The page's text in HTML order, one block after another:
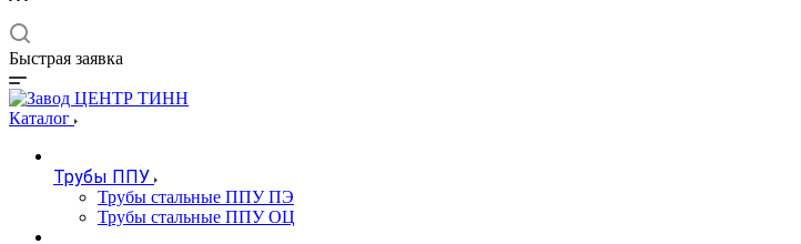
Быстрая заявка
Каталог
Трубы ППУ
Трубы стальные ППУ ПЭ
Трубы стальные ППУ ОЦ